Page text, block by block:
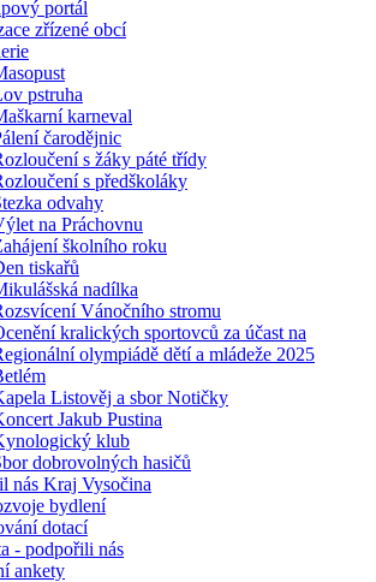
portál
zřízené obcí
pstruha
karneval
čarodějnic
s žáky páté třídy
s předškoláky
odvahy
na Práchovnu
školního roku
tiskařů
nadílka
Vánočního stromu
kralických sportovců za účast na
olympiádě dětí a mládeže 2025
Listověj a sbor Notičky
Jakub Pustina
klub
dobrovolných hasičů
nás Kraj Vysočina
bydlení
dotací
- podpořili nás
ankety